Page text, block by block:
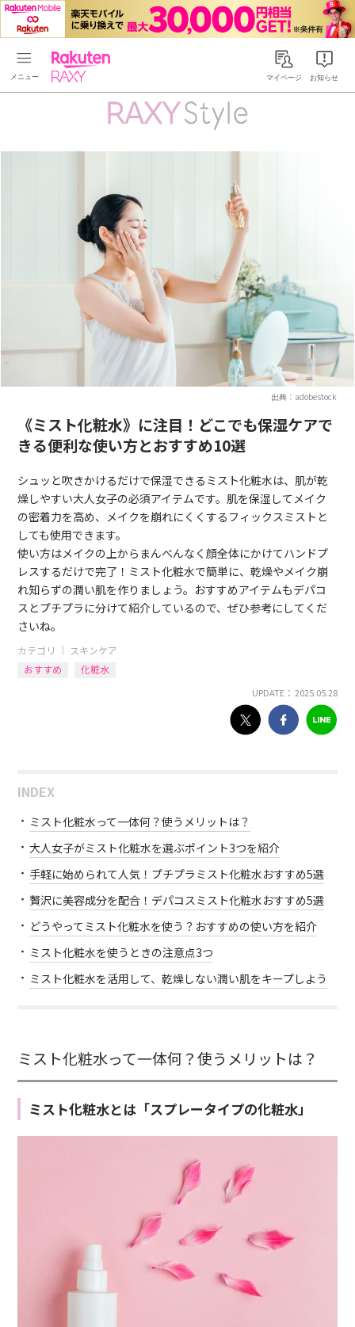
Rakuten RAXYマイページ お知らせ
出典：adobestock
《ミスト化粧水》に注目！どこでも保湿ケアで
きる便利な使い方とおすすめ10選
シュッと吹きかけるだけで保湿できるミスト化粧水は、肌が乾
燥しやすい大人女子の必須アイテムです。肌を保湿してメイク
の密着力を高め、メイクを崩れにくくするフィックスミストと
しても使用できます。
使い方はメイクの上からまんべんなく顔全体にかけてハンドプ
レスするだけで完了！ミスト化粧水で簡単に、乾燥やメイク崩
れ知らずの潤い肌を作りましょう。おすすめアイテムもデパコ
スとプチプラに分けて紹介しているので、ぜひ参考にしてくだ
さいね。
カテゴリ ｜ スキンケア
おすすめ
化粧水
UPDATE： 2025.05.28
INDEX
ミスト化粧水って一体何？使うメリットは？
大人女子がミスト化粧水を選ぶポイント3つを紹介
手軽に始められて人気！プチプラミスト化粧水おすすめ5選
贅沢に美容成分を配合！デパコスミスト化粧水おすすめ5選
どうやってミスト化粧水を使う？おすすめの使い方を紹介
ミスト化粧水を使うときの注意点3つ
ミスト化粧水を活用して、乾燥しない潤い肌をキープしよう
ミスト化粧水って一体何？使うメリットは？
ミスト化粧水とは「スプレータイプの化粧水」